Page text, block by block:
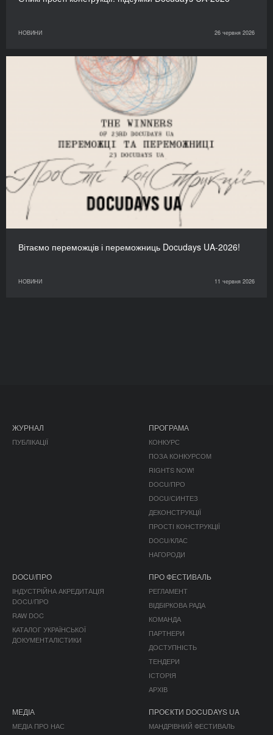
НОВИНИ 26 червня 2026
Вітаємо переможців і переможниць Docudays UA-2026!
НОВИНИ 11 червня 2026
ЖУРНАЛ
ПУБЛІКАЦІЇ
ПРОГРАМА
КОНКУРС
ПОЗА КОНКУРСОМ
RIGHTS NOW!
DOCU/ПРО
DOCU/СИНТЕЗ
ДЕКОНСТРУКЦІЇ
ПРОСТІ КОНСТРУКЦІЇ
DOCU/КЛАС
НАГОРОДИ
DOCU/ПРО
ІНДУСТРІЙНА АКРЕДИТАЦІЯ
DOCU/ПРО
RAW DOC
КАТАЛОГ УКРАЇНСЬКОЇ
ДОКУМЕНТАЛІСТИКИ
ПРО ФЕСТИВАЛЬ
РЕГЛАМЕНТ
ВІДБІРКОВА РАДА
КОМАНДА
ПАРТНЕРИ
ДОСТУПНІСТЬ
ТЕНДЕРИ
ІСТОРІЯ
АРХІВ
МЕДІА
МЕДІА ПРО НАС
ПРОЄКТИ DOCUDAYS UA
МАНДРІВНИЙ ФЕСТИВАЛЬ